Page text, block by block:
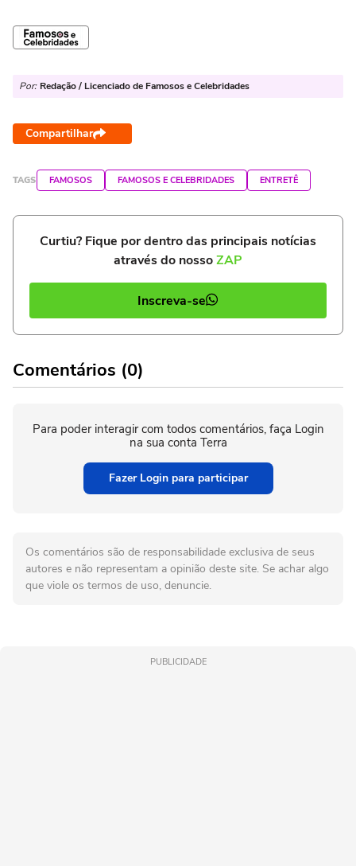
Por: Redação / Licenciado de Famosos e Celebridades
Compartilhar
TAGS FAMOSOS FAMOSOS E CELEBRIDADES ENTRETÊ
Curtiu? Fique por dentro das principais notícias
através do nossoZAP
Inscreva-se
Comentários (0)
Para poder interagir com todos comentários, faça Login
na sua conta Terra
Fazer Login para participar
Os comentários são de responsabilidade exclusiva de seus
autores e não representam a opinião deste site. Se achar algo
que viole os termos de uso, denuncie.
PUBLICIDADE